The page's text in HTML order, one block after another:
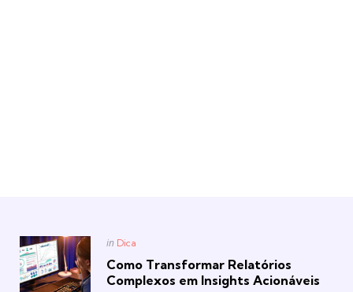
Posted
in Dica
Como Transformar Relatórios
Complexos em Insights Acionáveis